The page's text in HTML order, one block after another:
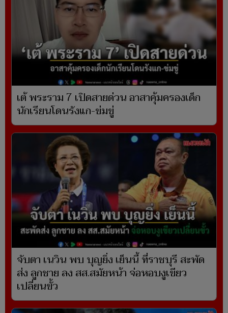
เต้ พระราม 7 เปิดสายด่วน อาสาคุ้มครองเด็ก
นักเรียนโดนรังแก-ข่มขู่
จับตา เนวิน พบ บุญยิ่ง เย็นนี้ ที่ราชบุรี สะพัด
ส่ง ลูกชาย ลง สส.สมัยหน้า จ่อหอบงูเขียว
เปลี่ยนขั้ว